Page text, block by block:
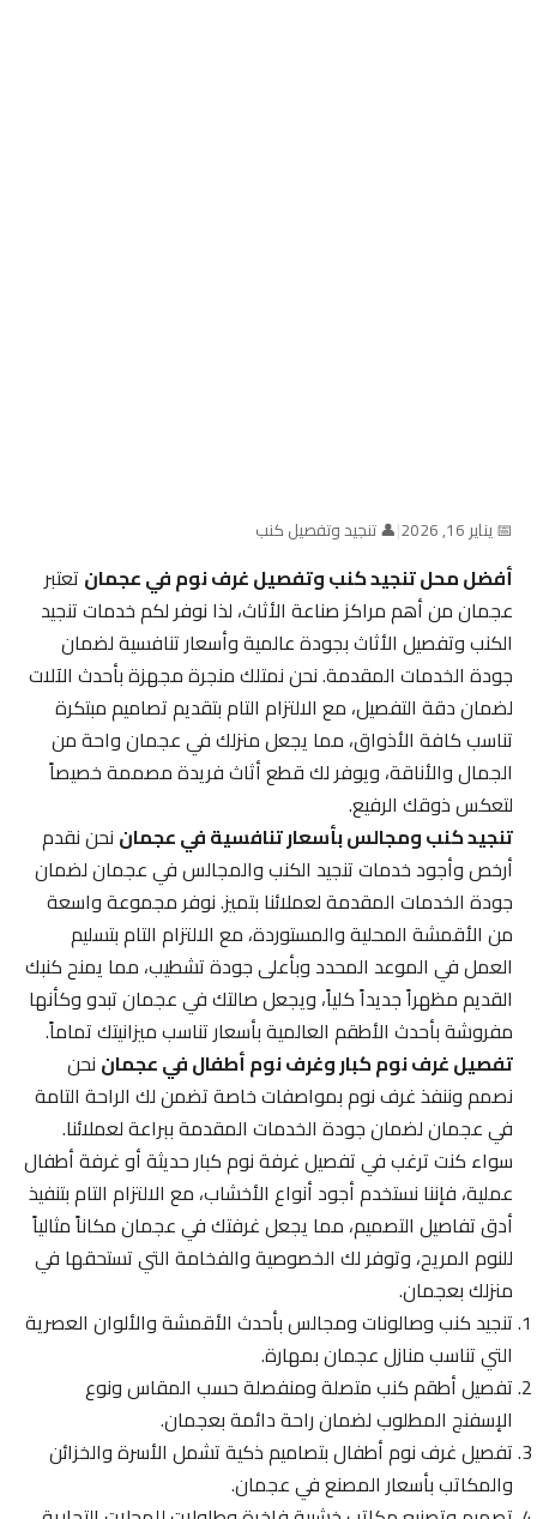
📅 يناير 16, 2026 |👤 تنجيد وتفصيل كنب
أفضل محل تنجيد كنب وتفصيل غرف نوم في عجمانتعتبر
عجمان من أهم مراكز صناعة الأثاث، لذا نوفر لكم خدمات تنجيد
الكنب وتفصيل الأثاث بجودة عالمية وأسعار تنافسية لضمان
جودة الخدمات المقدمة. نحن نمتلك منجرة مجهزة بأحدث الآلات
لضمان دقة التفصيل، مع الالتزام التام بتقديم تصاميم مبتكرة
تناسب كافة الأذواق، مما يجعل منزلك في عجمان واحة من
الجمال والأناقة، ويوفر لك قطع أثاث فريدة مصممة خصيصاً
لتعكس ذوقك الرفيع.
تنجيد كنب ومجالس بأسعار تنافسية في عجماننحن نقدم
أرخص وأجود خدمات تنجيد الكنب والمجالس في عجمان لضمان
جودة الخدمات المقدمة لعملائنا بتميز. نوفر مجموعة واسعة
من الأقمشة المحلية والمستوردة، مع الالتزام التام بتسليم
العمل في الموعد المحدد وبأعلى جودة تشطيب، مما يمنح كنبك
القديم مظهراً جديداً كلياً، ويجعل صالتك في عجمان تبدو وكأنها
مفروشة بأحدث الأطقم العالمية بأسعار تناسب ميزانيتك تماماً.
تفصيل غرف نوم كبار وغرف نوم أطفال في عجماننحن
نصمم وننفذ غرف نوم بمواصفات خاصة تضمن لك الراحة التامة
في عجمان لضمان جودة الخدمات المقدمة ببراعة لعملائنا.
سواء كنت ترغب في تفصيل غرفة نوم كبار حديثة أو غرفة أطفال
عملية، فإننا نستخدم أجود أنواع الأخشاب، مع الالتزام التام بتنفيذ
أدق تفاصيل التصميم، مما يجعل غرفتك في عجمان مكاناً مثالياً
للنوم المريح، وتوفر لك الخصوصية والفخامة التي تستحقها في
منزلك بعجمان.
تنجيد كنب وصالونات ومجالس بأحدث الأقمشة والألوان العصرية
التي تناسب منازل عجمان بمهارة.
تفصيل أطقم كنب متصلة ومنفصلة حسب المقاس ونوع
الإسفنج المطلوب لضمان راحة دائمة بعجمان.
تفصيل غرف نوم أطفال بتصاميم ذكية تشمل الأسرة والخزائن
والمكاتب بأسعار المصنع في عجمان.